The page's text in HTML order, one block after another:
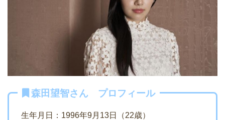
森田望智さん プロフィール
生年月日：1996年9月13日（22歳）